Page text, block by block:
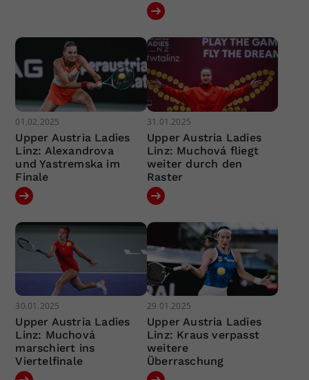
01.02.2025
Upper Austria Ladies
Linz: Alexandrova
und Yastremska im
Finale
31.01.2025
Upper Austria Ladies
Linz: Muchová fliegt
weiter durch den
Raster
30.01.2025
Upper Austria Ladies
Linz: Muchová
marschiert ins
Viertelfinale
29.01.2025
Upper Austria Ladies
Linz: Kraus verpasst
weitere
Überraschung